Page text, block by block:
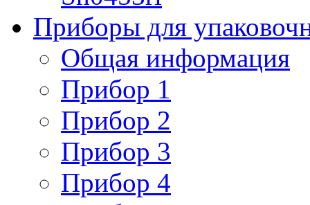
Приборы для
Общая информация
Прибор 1
Прибор 2
Прибор 3
Прибор 4